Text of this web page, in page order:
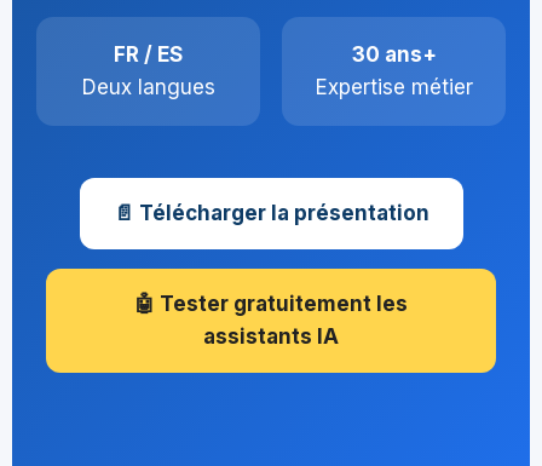
FR / ES
Deux langues
30 ans+
Expertise métier
📄 Télécharger la présentation
🤖 Tester gratuitement les
assistants IA